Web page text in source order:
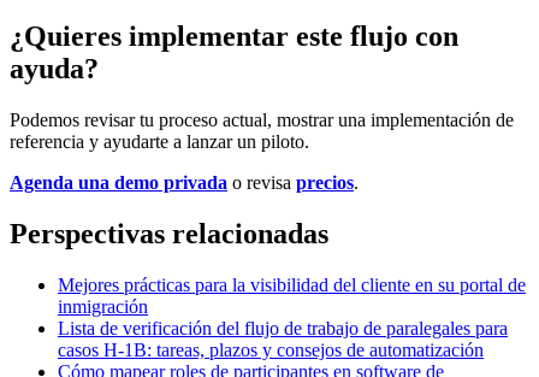
¿Quieres implementar este flujo con
ayuda?
Podemos revisar tu proceso actual, mostrar una implementación de
referencia y ayudarte a lanzar un piloto.
Agenda una demo privada o revisa precios.
Perspectivas relacionadas
Mejores prácticas para la visibilidad del cliente en su portal de
inmigración
Lista de verificación del flujo de trabajo de paralegales para
casos H‑1B: tareas, plazos y consejos de automatización
Cómo mapear roles de participantes en software de